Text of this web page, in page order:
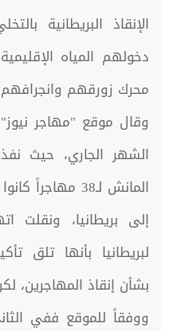
الإنقاذ البريطانية
دخولهم المياه
محرك زورقهم وانجرافهم
وقال موقع "مهاجر
الشهر الجاري، حيث
المانش لـ38
إلى بريطانيا، ونقلت
لبريطانيا بأنها تلق
بشأن إنقاذ المهاجرين،
ووفقاً للموقع ففي